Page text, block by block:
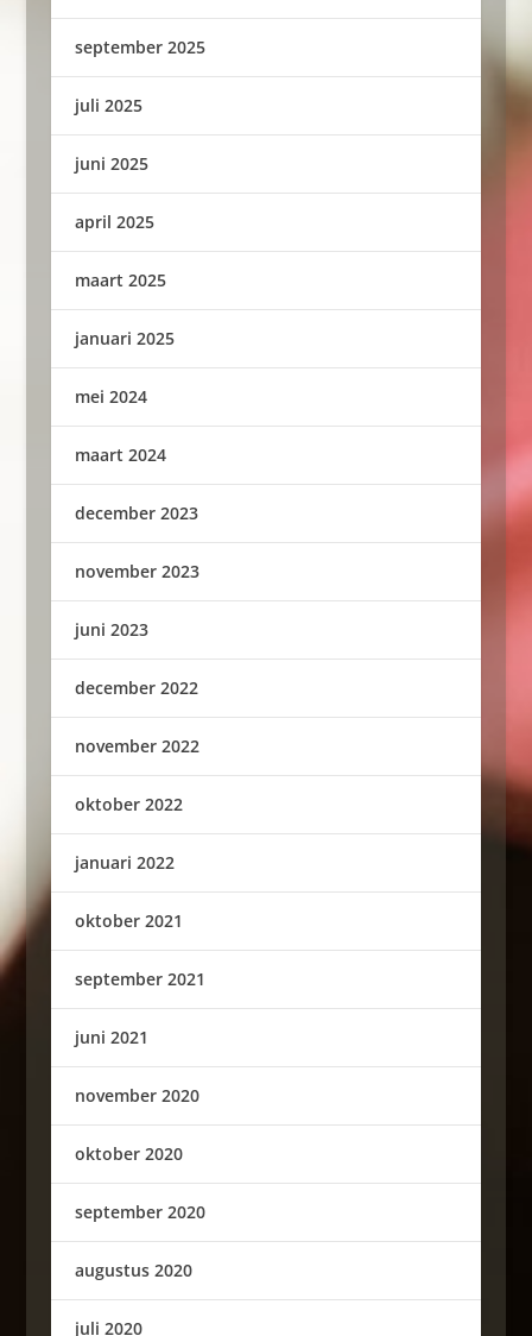
september 2025
juli 2025
juni 2025
april 2025
maart 2025
januari 2025
mei 2024
maart 2024
december 2023
november 2023
juni 2023
december 2022
november 2022
oktober 2022
januari 2022
oktober 2021
september 2021
juni 2021
november 2020
oktober 2020
september 2020
augustus 2020
juli 2020